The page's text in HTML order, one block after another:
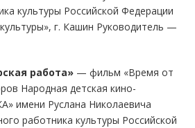
культуры Российской Федерации
г. Кашин Руководитель —
работа» — фильм «Время от
Народная детская кино-
имени Руслана Николаевича
работника культуры Российской